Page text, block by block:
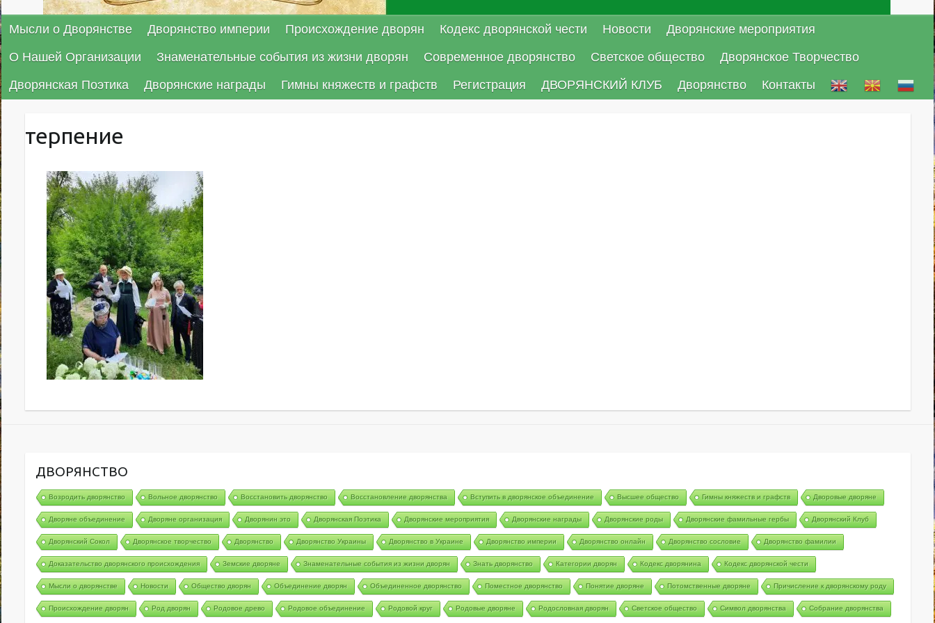
Мысли о Дворянстве Дворянство империи Происхождение дворян Кодекс дворянской чести Новости
Дворянские мероприятия
О Нашей Организации
Знаменательные события из жизни дворян Современное дворянство Светское общество
Дворянское Творчество
Дворянская Поэтика
Дворянские награды Гимны княжеств и графств Регистрация ДВОРЯНСКИЙ КЛУБ Дворянство Контакты
терпение
ДВОРЯНСТВО
Возродить дворянство Вольное дворянство Восстановить дворянство Восстановление дворянства Вступить в дворянское объединение Высшее общество Гимны княжеств и графств Дворовые дворяне
Дворяне объединение Дворяне организация Дворянин это Дворянская Поэтика Дворянские мероприятия Дворянские награды Дворянские роды Дворянские фамильные гербы Дворянский Клуб
Дворянский Сокол Дворянское творчество Дворянство Дворянство Украины Дворянство в Украине Дворянство империи Дворянство онлайн Дворянство сословие Дворянство фамилии
Доказательство дворянского происхождения Земские дворяне Знаменательные события из жизни дворян Знать дворянство Категории дворян Кодекс дворянина Кодекс дворянской чести
Мысли о дворянстве Новости Общество дворян Объединение дворян Объединенное дворянство Поместное дворянство Понятие дворяне Потомственные дворяне Причисление к дворянскому роду
Происхождение дворян Род дворян Родовое древо Родовое объединение Родовой круг Родовые дворяне Родословная дворян Светское общество Символ дворянства Собрание дворянства